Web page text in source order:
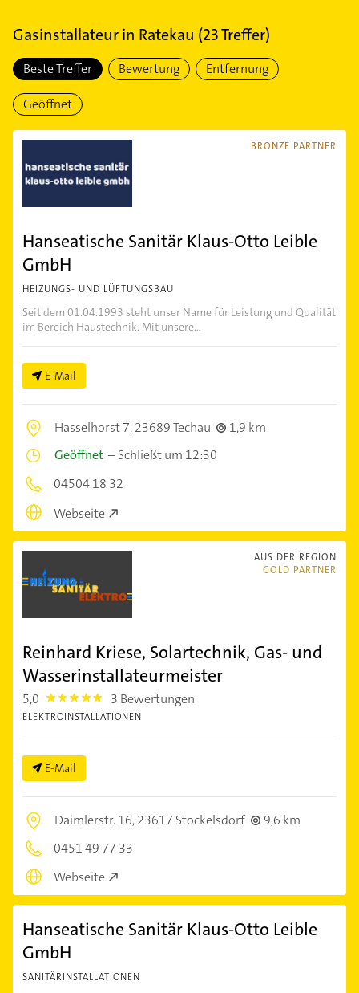
Gasinstallateurin Ratekau (23Treffer)
Beste Treffer Bewertung Entfernung
Geöffnet
BRONZE PARTNER
Hanseatische Sanitär Klaus-Otto Leible
GmbH
HEIZUNGS- UND LÜFTUNGSBAU
Seit dem 01.04.1993 steht unser Name für Leistung und Qualität
im Bereich Haustechnik. Mit unsere...
E-Mail
Hasselhorst 7,23689 Techau
1,9 km
Geöffnet –Schließt um 12:30
04504 18 32
Webseite
AUS DER REGION
GOLD PARTNER
Reinhard Kriese, Solartechnik, Gas- und
Wasserinstallateurmeister
5,0 5.0 3 Bewertungen
ELEKTROINSTALLATIONEN
E-Mail
Daimlerstr. 16,23617 Stockelsdorf
9,6 km
0451 49 77 33
Webseite
Hanseatische Sanitär Klaus-Otto Leible
GmbH
SANITÄRINSTALLATIONEN